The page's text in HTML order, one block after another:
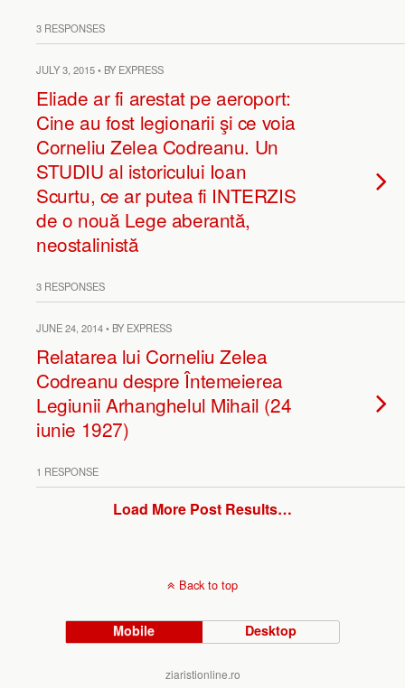
3 RESPONSES
JULY 3, 2015 • BY EXPRESS
Eliade ar fi arestat pe aeroport:
Cine au fost legionarii şi ce voia
Corneliu Zelea Codreanu. Un
STUDIU al istoricului Ioan
Scurtu, ce ar putea fi INTERZIS
de o nouă Lege aberantă,
neostalinistă
3 RESPONSES
JUNE 24, 2014 • BY EXPRESS
Relatarea lui Corneliu Zelea
Codreanu despre Întemeierea
Legiunii Arhanghelul Mihail (24
iunie 1927)
1 RESPONSE
Load More Post Results…
Back to top
Mobile Desktop
ziaristionline.ro